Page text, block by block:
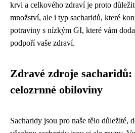
krvi a celkového zdraví je proto
množství, ale i typ sacharidů, které
potraviny s nízkým GI, které vám
podpoří vaše zdraví.
Zdravé zdroje sacharidů:
celozrnné obiloviny
Sacharidy jsou pro naše tělo důležité,